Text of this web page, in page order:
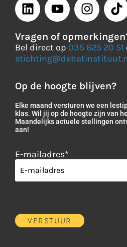
Vragen of
Bel direct op 035 625 20 51
Op de hoogte blijven?
Elke maand versturen we een
klas. Wil jij op de hoogte zijn van
Maandelijks actuele stellingen
aan!
E-mailadres*